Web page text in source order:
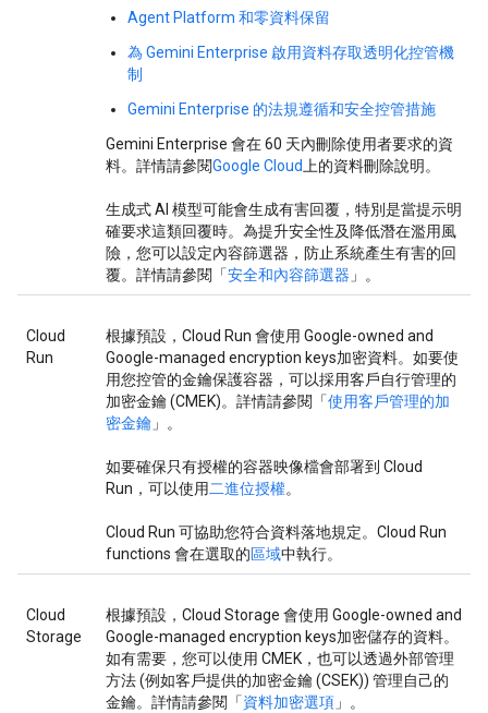
Agent Platform 和零資料保留
為 Gemini Enterprise 啟用資料存取透明化控管機
制
Gemini Enterprise 的法規遵循和安全控管措施
Gemini Enterprise 會在 60 天內刪除使用者要求的資
料。詳情請參閱Google Cloud上的資料刪除說明。
生成式 AI 模型可能會生成有害回覆，特別是當提示明
確要求這類回覆時。為提升安全性及降低潛在濫用風
險，您可以設定內容篩選器，防止系統產生有害的回
覆。詳情請參閱「安全和內容篩選器 」。
Cloud
Run
根據預設，Cloud Run 會使用 Google-owned and
Google-managed encryption keys加密資料。如要使
用您控管的金鑰保護容器，可以採用客戶自行管理的
加密金鑰 (CMEK)。詳情請參閱「使用客戶管理的加
密金鑰 」。
如要確保只有授權的容器映像檔會部署到 Cloud
Run，可以使用二進位授權。
Cloud Run 可協助您符合資料落地規定。Cloud Run
functions 會在選取的區域中執行。
Cloud
Storage
根據預設，Cloud Storage 會使用 Google-owned and
Google-managed encryption keys加密儲存的資料。
如有需要，您可以使用 CMEK，也可以透過外部管理
方法 (例如客戶提供的加密金鑰 (CSEK)) 管理自己的
金鑰。詳情請參閱「資料加密選項 」。